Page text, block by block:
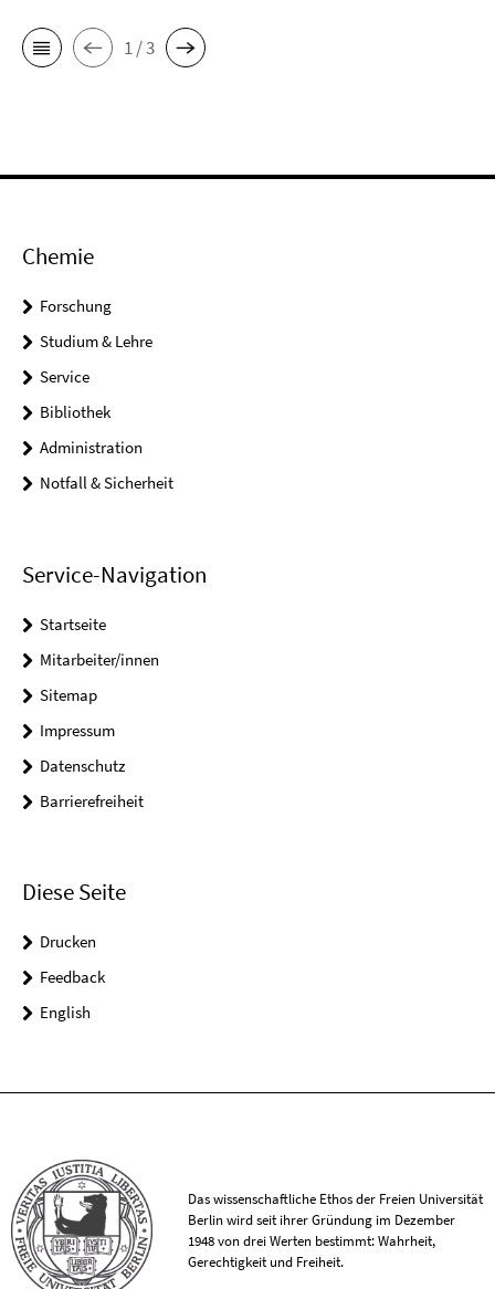
1 / 3
Chemie
Forschung
Studium & Lehre
Service
Bibliothek
Administration
Notfall & Sicherheit
Service-Navigation
Startseite
Mitarbeiter/innen
Sitemap
Impressum
Datenschutz
Barrierefreiheit
Diese Seite
Drucken
Feedback
English
Das wissenschaftliche Ethos der Freien Universität
Berlin wird seit ihrer Gründung im Dezember
1948 von drei Werten bestimmt: Wahrheit,
Gerechtigkeit und Freiheit.